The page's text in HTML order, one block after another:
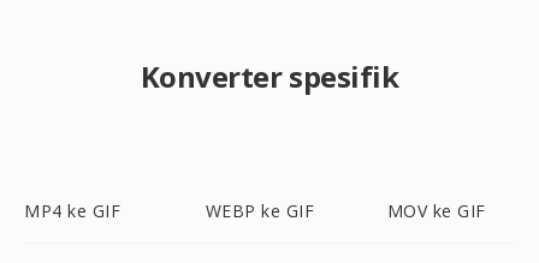
Konverter spesifik
MP4 ke GIF WEBP ke GIF MOV ke GIF